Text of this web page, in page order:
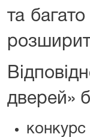
та багато
дверей»